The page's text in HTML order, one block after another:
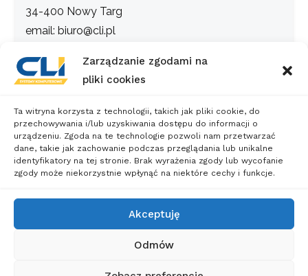
Zarządzanie zgodami na
pliki cookies
Ta witryna korzysta z technologii, takich jak pliki cookie, do
przechowywania i/lub uzyskiwania dostępu do informacji o
urządzeniu. Zgoda na te technologie pozwoli nam przetwarzać
dane, takie jak zachowanie podczas przeglądania lub unikalne
identyfikatory na tej stronie. Brak wyrażenia zgody lub wycofanie
zgody może niekorzystnie wpłynąć na niektóre cechy i funkcje.
Akceptuję
Odmów
34-400 Nowy Targ
email: biuro@cli.pl
Regulamin sklepu
Polityka prywatności